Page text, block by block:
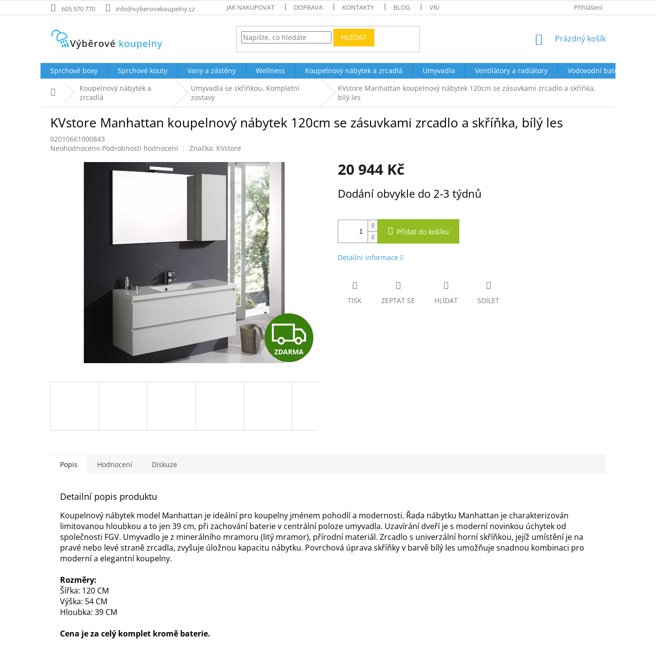
na
605 570 770 info@vyberovekoupelny.cz JAK NAKUPOVAT DOPRAVA KONTAKTY BLOG VRÁCENÍ A REKLAMACE OBCHODNÍ PODMÍNKYPřihlášení
HLEDAT
NÁKUPNÍ
Prázdný košík
Sprchové boxy Sprchové kouty Vany a zástěny Wellness Koupelnový nábytek a zrcadlá Umyvadla Ventilátory a radiátory Vodovodní baterie a
Domů Koupelnový nábytek a
zrcadlá
Umyvadla se skříňkou, Kompletní
zostavy
KVstore Manhattan koupelnový nábytek 120cm se zásuvkami zrcadlo a skříňka,
bílý les
KVstore Manhattan koupelnový nábytek 120cm se zásuvkami zrcadlo a skříňka, bílý les
02010661000843
Průměrné
Neohodnoceno Podrobnosti hodnocení Značka: KVstore
Z
D
R
ZDARMA
20 944 Kč
cena:
Dodání obvykle do 2-3 týdnů
Přidat do košíku
Detailní informace
TISK ZEPTAT SE HLÍDAT SDÍLET
Popis Hodnocení Diskuze
Detailní popis produktu
Koupelnový nábytek model Manhattan je ideální pro koupelny jménem pohodlí a modernosti. Řada nábytku Manhattan je charakterizován
limitovanou hloubkou a to jen 39 cm, při zachování baterie v centrální poloze umyvadla. Uzavírání dveří je s moderní novinkou úchytek od
společnosti FGV. Umyvadlo je z minerálního mramoru (litý mramor), přírodní materiál. Zrcadlo s univerzální horní skříňkou, jejíž umístění je na
pravé nebo levé straně zrcadla, zvyšuje úložnou kapacitu nábytku. Povrchová úprava skříňky v barvě bílý les umožňuje snadnou kombinaci pro
moderní a elegantní koupelny.
Rozměry:
Šířka: 120 CM
Výška: 54 CM
Hloubka: 39 CM
Cena je za celý komplet kromě baterie.